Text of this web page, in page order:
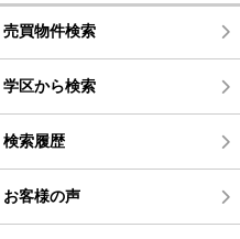
売買物件検索
学区から検索
検索履歴
お客様の声